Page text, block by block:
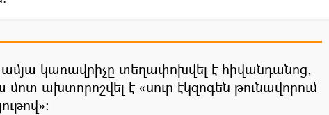
կառավրիչը տեղափոխվել է հիվանդանոց,
ախտորոշվել է «սուր էկզոգեն թունավորում